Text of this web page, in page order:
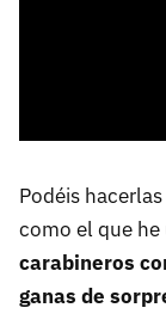
Podéis
como el que
carabineros
ganas de